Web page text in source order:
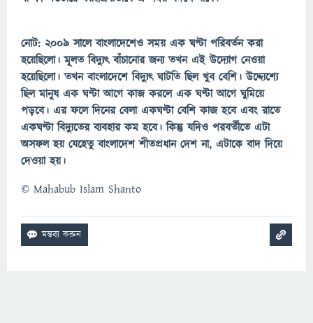
নোট: ২০০৯ সালে বাংলাদেশেও সময় এক ঘণ্টা পরিবর্তন করা
হয়েছিলো। মূলত বিদ্যুৎ বাঁচানোর জন্য তখন এই উদ্যোগ নেওয়া
হয়েছিলো। তখন বাংলাদেশে বিদ্যুৎ ঘাটতি ছিল খুব বেশি। উদ্দ্যেশ্যে
ছিল মানুষ এক ঘণ্টা আগে কাজ করলে এক ঘণ্টা আগে ঘুমিয়ে
পড়বে। এর ফলে দিনের বেলা একঘণ্টা বেশি কাজ হবে এবং রাতে
একঘণ্টা বিদ্যুতের ব্যবহার কম হবে। কিন্তু যদিও পরবর্তীতে এটা
অসফল হয় যেহেতু বাংলাদেশ শীতপ্রধান দেশ না, এটাকে বাদ দিয়ে
দেওয়া হয়।
© Mahabub Islam Shanto